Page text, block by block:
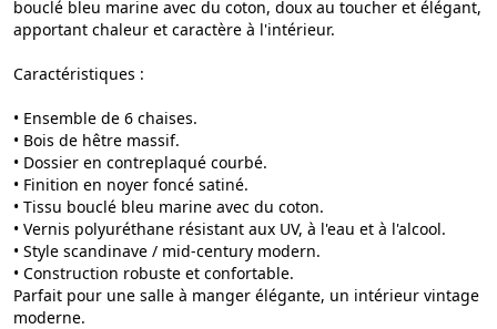
bouclé bleu marine avec du coton, doux au toucher et élégant,
apportant chaleur et caractère à l'intérieur.
Caractéristiques :
• Ensemble de 6 chaises.
• Bois de hêtre massif.
• Dossier en contreplaqué courbé.
• Finition en noyer foncé satiné.
• Tissu bouclé bleu marine avec du coton.
• Vernis polyuréthane résistant aux UV, à l'eau et à l'alcool.
• Style scandinave / mid-century modern.
• Construction robuste et confortable.
Parfait pour une salle à manger élégante, un intérieur vintage
moderne.